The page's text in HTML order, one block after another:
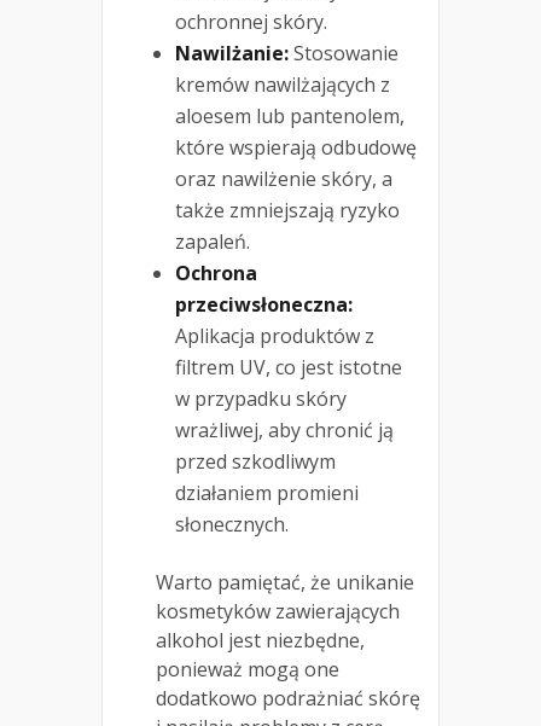
ochronnej skóry.
Nawilżanie:Stosowanie
kremów nawilżających z
aloesem lub pantenolem,
które wspierają odbudowę
oraz nawilżenie skóry, a
także zmniejszają ryzyko
zapaleń.
Ochrona
przeciwsłoneczna:
Aplikacja produktów z
filtrem UV, co jest istotne
w przypadku skóry
wrażliwej, aby chronić ją
przed szkodliwym
działaniem promieni
słonecznych.
Warto pamiętać, że unikanie
kosmetyków zawierających
alkohol jest niezbędne,
ponieważ mogą one
dodatkowo podrażniać skórę